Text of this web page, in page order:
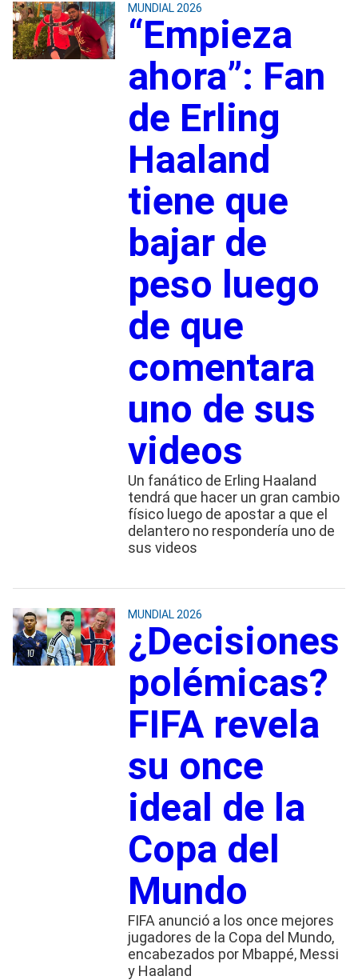
MUNDIAL 2026
“Empieza
ahora”: Fan
de Erling
Haaland
tiene que
bajar de
peso luego
de que
comentara
uno de sus
videos
Un fanático de Erling Haaland
tendrá que hacer un gran cambio
físico luego de apostar a que el
delantero no respondería uno de
sus videos
MUNDIAL 2026
¿Decisiones
polémicas?
FIFA revela
su once
ideal de la
Copa del
Mundo
FIFA anunció a los once mejores
jugadores de la Copa del Mundo,
encabezados por Mbappé, Messi
y Haaland